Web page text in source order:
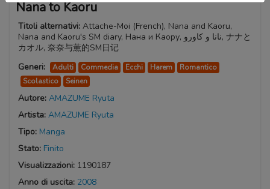
Nana to Kaoru
Titoli alternativi: Attache-Moi (French), Nana and Kaoru,
Nana and Kaoru's SM diary, Нана и Каору, نانا و كاورو, ナナと
カオル, 奈奈与薫的SM日记
Generi:
Adulti Commedia Ecchi Harem
Romantico
Scolastico
Seinen
Autore: AMAZUME Ryuta
Artista: AMAZUME Ryuta
Tipo: Manga
Stato: Finito
Visualizzazioni: 1190187
Anno di uscita: 2008